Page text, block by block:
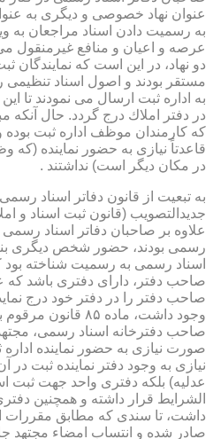
عنوان نهاد خصوصی و دیگری به
به رسمیت دادن اسناد مراجعان به
عرصه و اعیان و منافع غیرمنقول
دو نهاد، در این است كه نمایندگان
مستقر بودند و اصول اسناد
به اداره ثبت ارسال می نمودند تا
در دفتر املاك درج گردد. حال آنكه
كه كارمندان موظف اداره ثبت بوده
قاعدتاً نیازی به حضور نماینده
در مكان دیگر است) نداشتند .
علاوه بر صاحبان دفاتر اسناد رسمی
رسمی بودند، حضور شخص دیگری بنام
اسناد رسمی به رسمیت شناخته بود
صاحب دفتر، دارای دفتری باشد كه
صاحب دفتر را در دفتر خود درج
وجود داشت، ماده ۸۵
صاحب دفترخانه اسناد رسمی،
صورت نیازی به حضور نماینده اداره
نیازی به وجود دفتر نماینده ثبت در
عدلیه) بلكه دفتری واحد جهت ثبت
الشرایط قرار داشته و همچنین
داشت، تا سندی كه مطابق مقررات
صادر شده و انتساب امضاء مجتهد